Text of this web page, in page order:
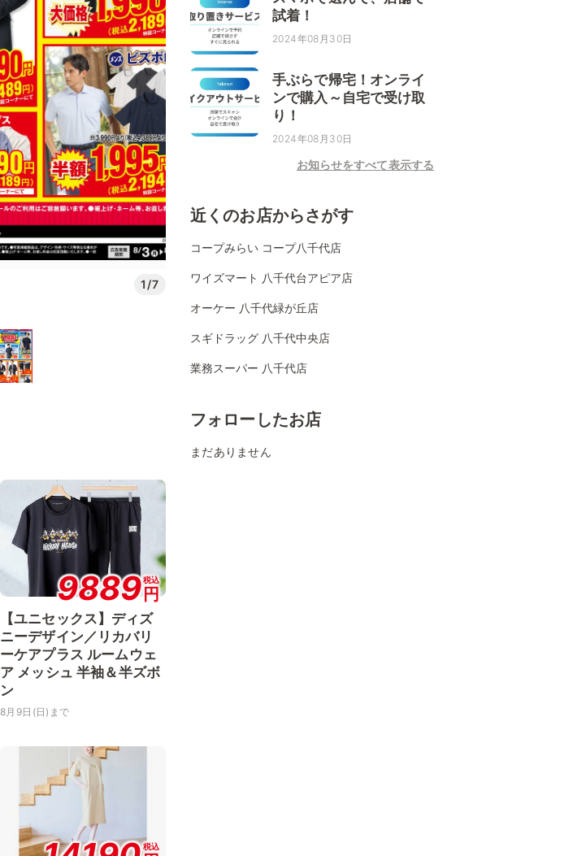
1/7
9889税込
円
【ユニセックス】ディズ
ニーデザイン／リカバリ
ーケアプラス ルームウェ
ア メッシュ 半袖＆半ズボ
ン
8月9日(日)まで
税込
試着！
2024年08月30日
手ぶらで帰宅！オンライ
ンで購入～自宅で受け取
り！
2024年08月30日
お知らせをすべて表示する
近くのお店からさがす
コープみらい コープ八千代店
ワイズマート 八千代台アピア店
オーケー 八千代緑が丘店
スギドラッグ 八千代中央店
業務スーパー 八千代店
フォローしたお店
まだありません